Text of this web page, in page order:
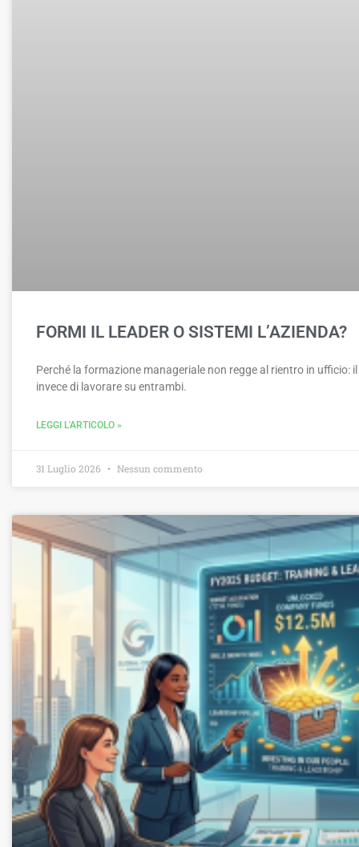
FORMI IL LEADER O SISTEMI L’AZIENDA?
Perché la formazione manageriale non regge al rientro in ufficio:
invece di lavorare su entrambi.
LEGGI L'ARTICOLO »
31 Luglio 2026 Nessun commento